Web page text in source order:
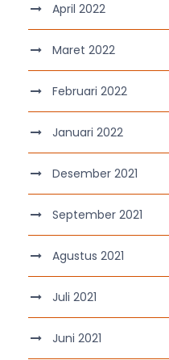
April 2022
Maret 2022
Februari 2022
Januari 2022
Desember 2021
September 2021
Agustus 2021
Juli 2021
Juni 2021